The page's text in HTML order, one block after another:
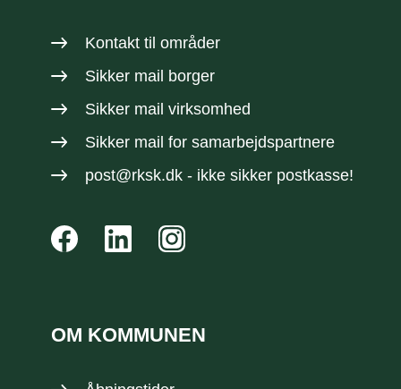
Kontakt til områder
Sikker mail borger
Sikker mail virksomhed
Sikker mail for samarbejdspartnere
post@rksk.dk- ikke sikker postkasse!
OM KOMMUNEN